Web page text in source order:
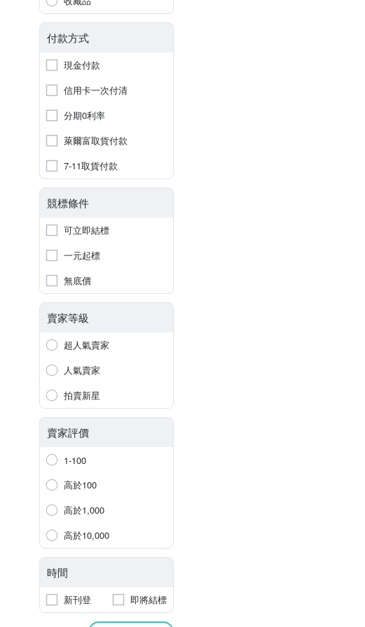
付款方式
現金付款
信用卡一次付清
分期0利率
萊爾富取貨付款
7-11取貨付款
競標條件
可立即結標
一元起標
無底價
賣家等級
超人氣賣家
人氣賣家
拍賣新星
賣家評價
1-100
高於100
高於1,000
高於10,000
時間
新刊登 即將結標